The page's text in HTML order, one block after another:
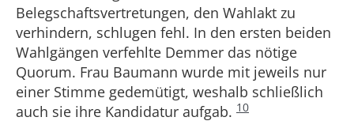
Belegschaftsvertretungen, den Wahlakt zu
verhindern, schlugen fehl. In den ersten beiden
Wahlgängen verfehlte Demmer das nötige
Quorum. Frau Baumann wurde mit jeweils nur
einer Stimme gedemütigt, weshalb schließlich
auch sie ihre Kandidatur aufgab. 10